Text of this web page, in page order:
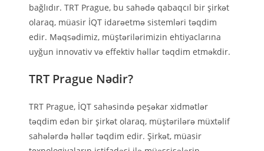
bağlıdır. TRT Prague, bu sahədə qabaqcıl bir şirkət
olaraq, müasir İQT idarəetmə sistemləri təqdim
edir. Məqsədimiz, müştərilərimizin ehtiyaclarına
uyğun innovativ və effektiv həllər təqdim etməkdir.
TRT Prague Nədir?
TRT Prague, İQT sahəsində peşəkar xidmətlər
təqdim edən bir şirkət olaraq, müştərilərə müxtəlif
sahələrdə həllər təqdim edir. Şirkət, müasir